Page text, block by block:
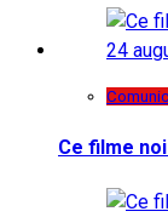
Ce filme